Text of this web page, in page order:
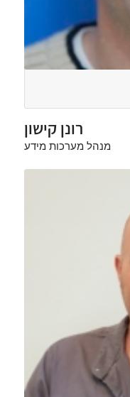
רונן קישון
מנהל מערכות מידע